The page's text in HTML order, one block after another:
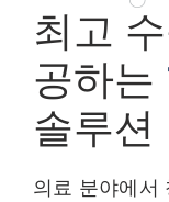
최고
공하는
솔루션
의료 분야에서